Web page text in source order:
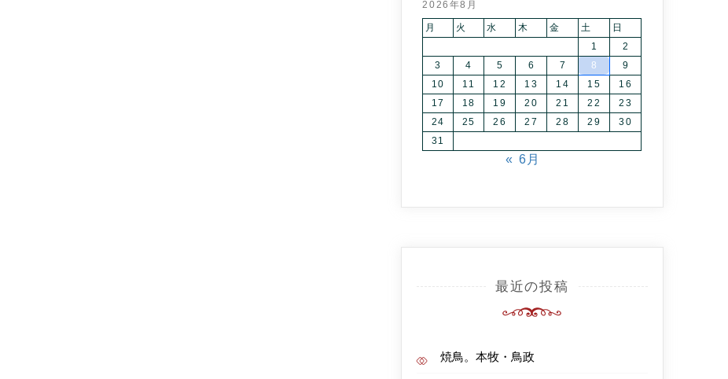
2026年8月
月 火 水 木 金 土
日
1
2
3
4 5 6 7 8
9
10
11 12 13 14 15
16
17
18 19 20 21 22
23
24
25 26 27 28 29
30
31
« 6月
最近の投稿
焼鳥。本牧・鳥政